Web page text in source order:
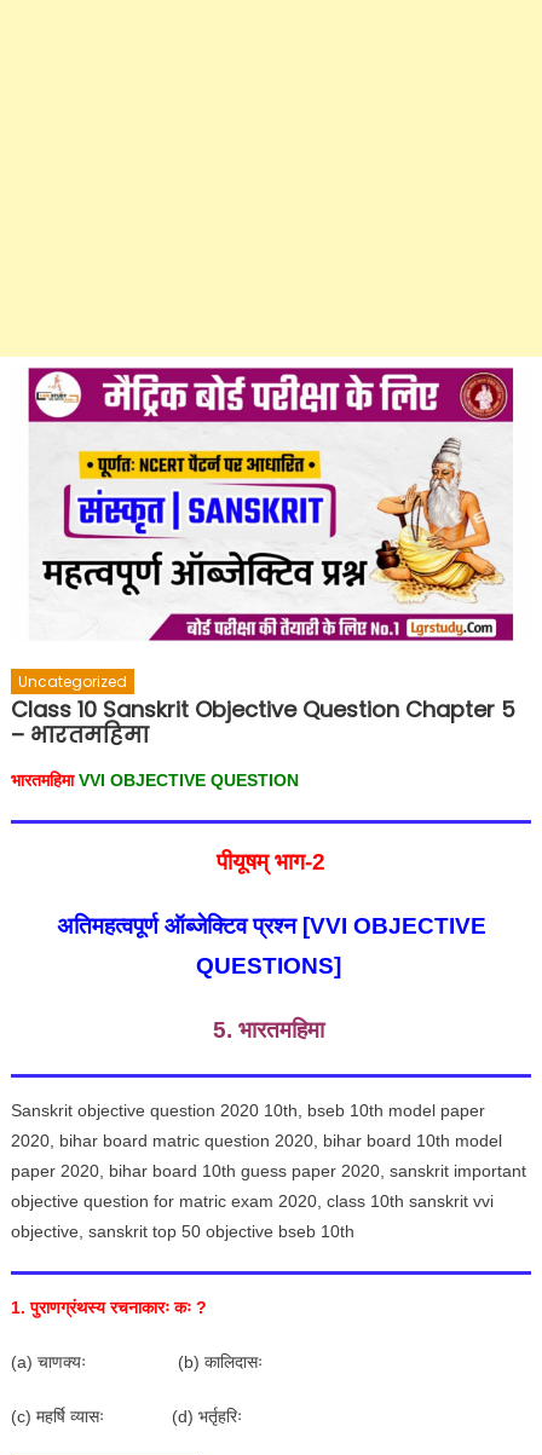
Uncategorized
Class 10 Sanskrit Objective Question Chapter 5
– भारतमहिमा
भारतमहिमा VVI OBJECTIVE QUESTION
पीयूषम् भाग-2
अतिमहत्वपूर्ण ऑब्जेक्टिव प्रश्न [VVI OBJECTIVE
QUESTIONS]
5. भारतमहिमा
Sanskrit objective question 2020 10th, bseb 10th model paper
2020, bihar board matric question 2020, bihar board 10th model
paper 2020, bihar board 10th guess paper 2020, sanskrit important
objective question for matric exam 2020, class 10th sanskrit vvi
objective, sanskrit top 50 objective bseb 10th
1. पुराणग्रंथस्य रचनाकारः कः ?
(a) चाणक्यः (b) कालिदासः
(c) महर्षि व्यासः (d) भर्तृहरिः